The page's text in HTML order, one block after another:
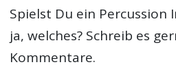
Spielst Du ein Percussion
ja, welches? Schreib es
Kommentare.